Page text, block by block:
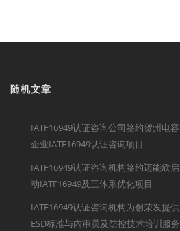
随机文章
IATF16949认证咨询公司签约贺州电容
企业IATF16949认证咨询项目
IATF16949认证咨询机构签约迈能欣启
动IATF16949及三体系优化项目
IATF16949认证咨询机构为创荣发提供
ESD标准与内审员及防控技术培训服务